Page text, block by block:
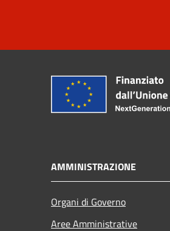
AMMINISTRAZIONE
Organi di Governo
Aree Amministrative